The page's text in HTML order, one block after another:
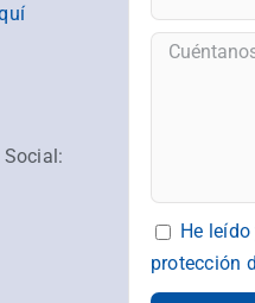
He
protección